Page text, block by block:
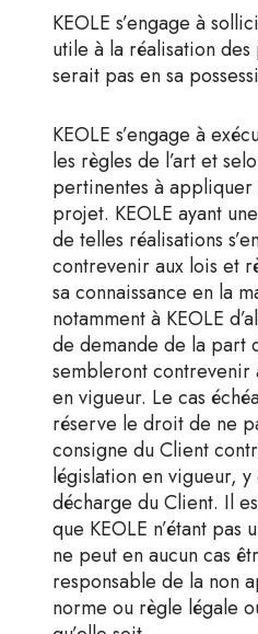
KEOLE s’engage à
utile à la réalisation
serait pas en sa
KEOLE s’engage à
les règles de l’art et
pertinentes à
projet. KEOLE ayant
de telles réalisations
contrevenir aux lois et
sa connaissance en la
notamment à KEOLE
de demande de la part
sembleront contrevenir
en vigueur. Le cas
réserve le droit de ne
consigne du Client
législation en vigueur,
décharge du Client. Il
que KEOLE n’étant
ne peut en aucun cas
responsable de la non
norme ou règle légale